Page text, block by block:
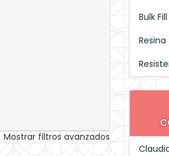
Mostrar filtros avanzados
Bulk Fill
Resina